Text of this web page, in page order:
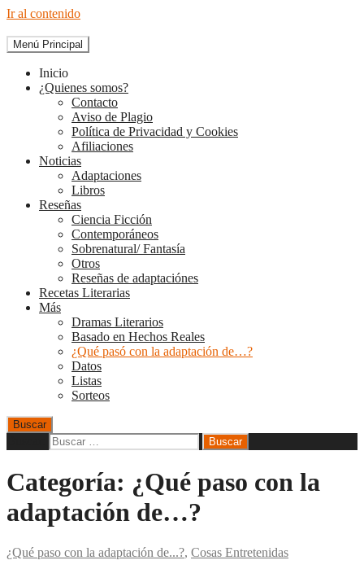
Ir al contenido
The Diary of Books
Menú Principal
Inicio
¿Quienes somos?
Contacto
Aviso de Plagio
Política de Privacidad y Cookies
Afiliaciones
Noticias
Adaptaciones
Libros
Reseñas
Ciencia Ficción
Contemporáneos
Sobrenatural/ Fantasía
Otros
Reseñas de adaptaciónes
Recetas Literarias
Más
Dramas Literarios
Basado en Hechos Reales
¿Qué pasó con la adaptación de…?
Datos
Listas
Sorteos
Buscar
Categoría: ¿Qué paso con la
adaptación de…?
¿Qué paso con la adaptación de...?, Cosas Entretenidas